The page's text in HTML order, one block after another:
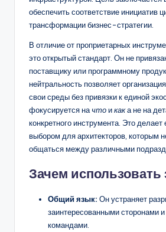
обеспечить соответствие инициатив
трансформации бизнес-стратегии.
В отличие от проприетарных
это открытый стандарт. Он не
поставщику или программному
нейтральность позволяет
свои среды без привязки к единой
фокусируется на чтоикака не на
конкретного инструмента. Это
выбором для архитекторов, которым
общаться между различными
Зачем использовать
Общий язык: Он устраняет
заинтересованными сторонами
командами.